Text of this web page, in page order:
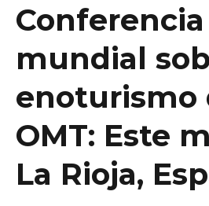
Conferencia
mundial
enoturismo
OMT: Este
La Rioja,